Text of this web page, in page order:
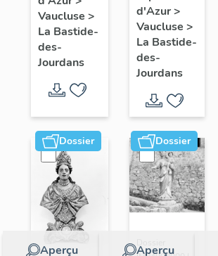
l'Enfant
avec
Saint
Léon (?),
Saint
Saint
Marc,
Saint
Paul ;
évêque
recevant
le Saint
Vaucluse >
La Bastide-
des-
Jourdans
autel
d'Azur>
Vaucluse >
La Bastide-
des-
Jourdans
Dossier
Aperçu
Dossier
Aperçu